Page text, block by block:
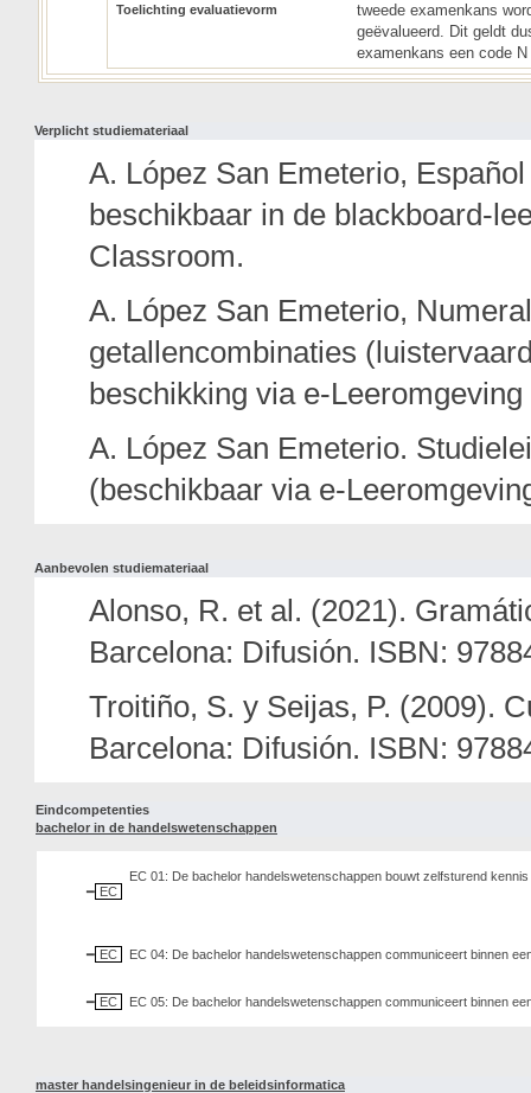
Toelichting evaluatievorm
tweede examenkans
geëvalueerd. Dit geldt
examenkans een code
Verplicht studiemateriaal
A. López San Emeterio,
beschikbaar in de blackboard-
Classroom.
A. López San Emeterio,
getallencombinaties
beschikking via e-
A. López San Emeterio.
(beschikbaar via e-
Aanbevolen studiemateriaal
Alonso, R. et al. (2021).
Barcelona: Difusión. ISBN:
Troitiño, S. y Seijas, P. (2009).
Barcelona: Difusión. ISBN:
Eindcompetenties
bachelor in de handelswetenschappen
EC
EC 01: De bachelor handelswetenschappen bouwt zelfsturend
EC EC 04: De bachelor handelswetenschappen communiceert binnen
EC EC 05: De bachelor handelswetenschappen communiceert binnen
master handelsingenieur in de beleidsinformatica